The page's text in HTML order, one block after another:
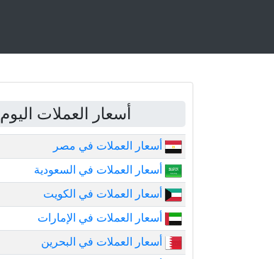
أسعار العملات اليوم
أسعار العملات في مصر
أسعار العملات في السعودية
أسعار العملات في الكويت
أسعار العملات في الإمارات
أسعار العملات في البحرين